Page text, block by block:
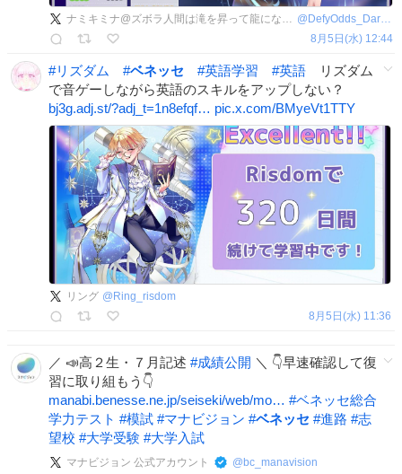
ナミキミナ@ズボラ人間は滝を昇って龍になりたい @ DefyOdds_DareOn
8月5日(水) 12:44
#リズダム #ベネッセ #英語学習 #英語 リズダム
で音ゲーしながら英語のスキルをアップしない？
bj3g.adj.st/?adj_t=1n8efqf… pic.x.com/BMyeVt1TTY
リング @ Ring_risdom
8月5日(水) 11:36
／ 📣高２生・７月記述 #成績公開 ＼ 👇早速確認して復
習に取り組もう👇
manabi.benesse.ne.jp/seiseki/web/mo… #ベネッセ総合
学力テスト #模試 #マナビジョン #ベネッセ #進路 #志
望校 #大学受験 #大学入試
マナビジョン 公式アカウント @bc_manavision